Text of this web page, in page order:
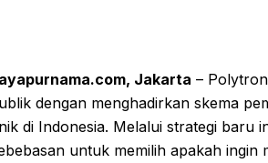
Jakarta –
dengan menghadirkan skema
di Indonesia. Melalui strategi baru
untuk memilih apakah ingin